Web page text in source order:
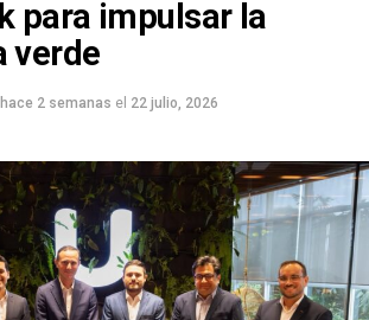
para impulsar la
verde
hace 2 semanas el 22 julio, 2026